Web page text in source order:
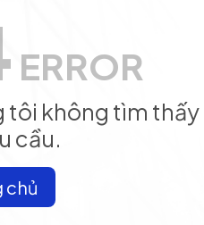
ERROR
tôi không tìm thấy
cầu.
chủ